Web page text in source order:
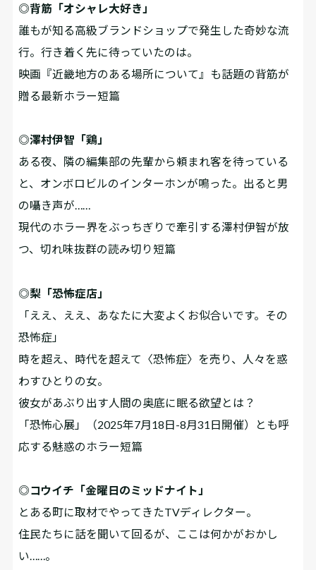
◎背筋「オシャレ大好き」
誰もが知る高級ブランドショップで発生した奇妙な流
行。行き着く先に待っていたのは――。
映画『近畿地方のある場所について』も話題の背筋が
贈る最新ホラー短篇
◎澤村伊智「鶏」
ある夜、隣の編集部の先輩から頼まれ客を待っている
と、オンボロビルのインターホンが鳴った。出ると男
の囁き声が……
現代のホラー界をぶっちぎりで牽引する澤村伊智が放
つ、切れ味抜群の読み切り短篇
◎梨「恐怖症店」
「ええ、ええ、あなたに大変よくお似合いです。その
恐怖症――」
時を超え、時代を超えて〈恐怖症〉を売り、人々を惑
わすひとりの女。
彼女があぶり出す人間の奥底に眠る欲望とは？
「恐怖心展」（2025年7月18日-8月31日開催）とも呼
応する魅惑のホラー短篇
◎コウイチ「金曜日のミッドナイト」
とある町に取材でやってきたTVディレクター。
住民たちに話を聞いて回るが、ここは何かがおかし
い……。